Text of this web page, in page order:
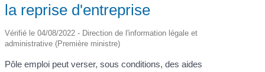
la reprise d'entreprise
Vérifié le 04/08/2022 - Direction de l'information légale et
administrative (Première ministre)
Pôle emploi peut verser, sous conditions, des aides